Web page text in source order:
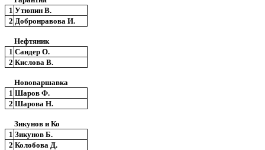
1 Утюпин В.
2 Добронравова И.
Нефтяник
1 Сандер О.
2 Кислова В.
Нововаршавка
1 Шаров Ф.
2 Шарова Н.
Зикунов и Ко
1 Зикунов Б.
2 Колобова Д.